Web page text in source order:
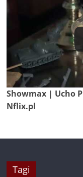
Showmax | Ucho
Nflix.pl
Tagi